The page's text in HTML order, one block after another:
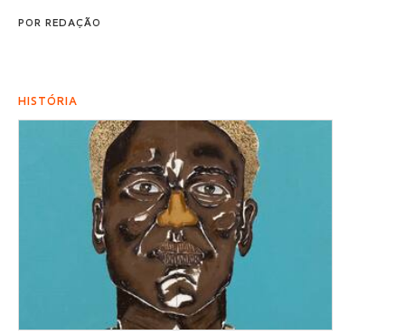
POR REDAÇÃO
HISTÓRIA